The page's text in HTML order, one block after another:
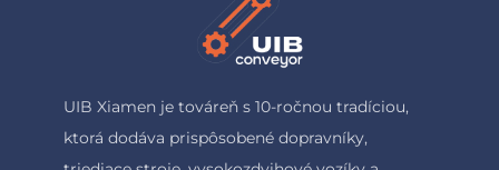
UIB Xiamen je továreň s 10-ročnou tradíciou,
ktorá dodáva prispôsobené dopravníky,